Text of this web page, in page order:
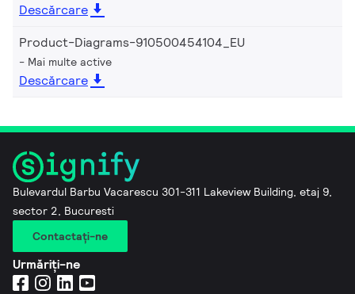
Descărcare
Product-Diagrams-910500454104_EU
Mai multe active
Descărcare
Bulevardul Barbu Vacarescu 301-311 Lakeview Building, etaj 9,
sector 2, Bucuresti
Contactaţi-ne
Urmăriți-ne